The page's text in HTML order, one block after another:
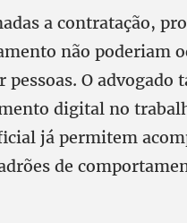
a contratação,
não poderiam
O advogado
digital no
já permitem
de